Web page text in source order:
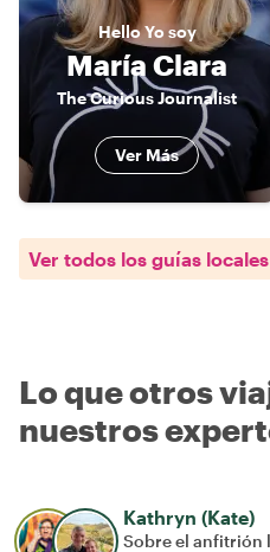
HelloYo soy
María Clara
The Curious Journalist
Ver Más
Ver todos los guías locales
Lo que otros
nuestros
Kathryn (Kate)
Sobre el anfitrión